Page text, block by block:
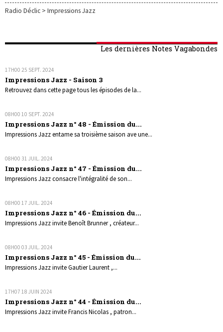
Radio Déclic > Impressions Jazz
Les dernières Notes Vagabondes
17H00 25 SEPT. 2024
Impressions Jazz - Saison 3
Retrouvez dans cette page tous les épisodes de la...
08H00 10 SEPT. 2024
Impressions Jazz n° 48 - Émission du...
Impressions Jazz entame sa troisième saison ave une...
08H00 31 JUIL. 2024
Impressions Jazz n° 47 - Émission du...
Impressions Jazz consacre l'intégralité de son...
08H00 17 JUIL. 2024
Impressions Jazz n° 46 - Émission du...
Impressions Jazz invite Benoît Brunner , créateur...
08H00 03 JUIL. 2024
Impressions Jazz n° 45 - Émission du...
Impressions Jazz invite Gautier Laurent ,...
17H07 18 JUIN 2024
Impressions Jazz n° 44 - Émission du...
Impressions Jazz invite Francis Nicolas , patron...